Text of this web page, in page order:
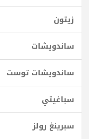
زيتون
ساندويشات
ساندويشات توست
سباغيتي
سبرينغ رولز